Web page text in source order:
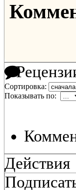
Сортировка:
Показывать по:
Действия